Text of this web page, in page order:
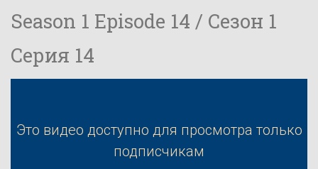
Season 1 Episode 14 / Сезон 1
Серия 14
Это видео доступно для просмотра только
подписчикам